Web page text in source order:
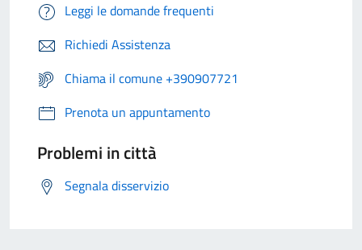
Leggi le domande frequenti
Richiedi Assistenza
Chiama il comune +390907721
Prenota un appuntamento
Problemi in città
Segnala disservizio